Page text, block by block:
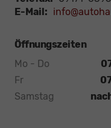
E-Mail:
Öffnungszeiten
Mo - Do
Fr
Samstag